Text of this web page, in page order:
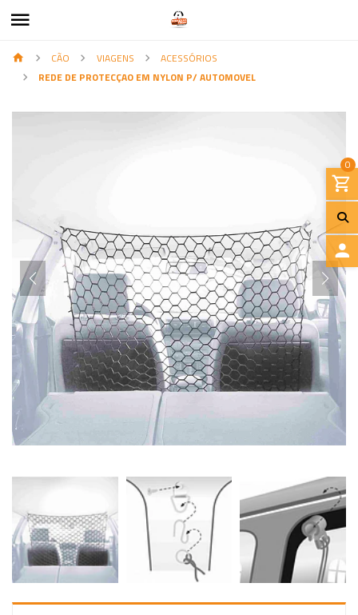
0
I
N
I
E
S
S
Ã
O
CÃO VIAGENS
ACESSÓRIOS
REDE DE PROTECÇAO EM NYLON P/ AUTOMOVEL